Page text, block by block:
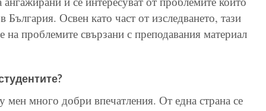
България. Освен като част от изследването, тази
проблемите свързани с преподавания материал
много добри впечатления. От една страна се